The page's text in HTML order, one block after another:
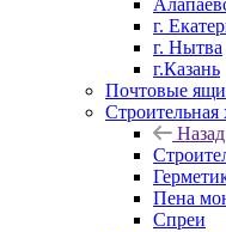
г.
г. Нытва
г.Казань
Почтовые
Строительная
Назад
Пена
Спреи